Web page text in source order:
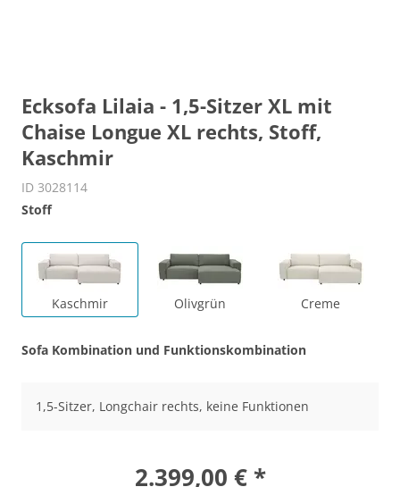
Ecksofa Lilaia - 1,5-Sitzer XL mit
Chaise Longue XL rechts, Stoff,
Kaschmir
ID 3028114
Stoff
Kaschmir Olivgrün Creme
Sofa Kombination und Funktionskombination
1,5-Sitzer, Longchair rechts, keine Funktionen
2.399,00 € *